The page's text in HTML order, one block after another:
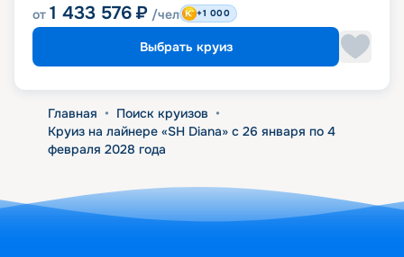
от 1 433 576 ₽ /чел +1 000
Выбрать круиз
Главная • Поиск круизов •
Круиз на лайнере «SH Diana» с 26 января по 4
февраля 2028 года